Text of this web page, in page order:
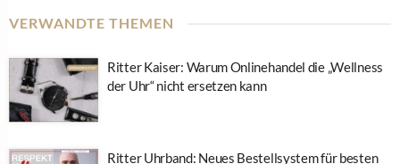
VERWANDTE THEMEN
Ritter Kaiser: Warum Onlinehandel die „Wellness
der Uhr“ nicht ersetzen kann
Ritter Uhrband: Neues Bestellsystem für besten